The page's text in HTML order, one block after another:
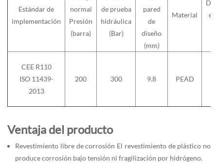
Estándar de
implementación
normal
Presión
(barra)
de prueba
hidráulica
(Bar)
pared
de
diseño
(mm)
Material
CEE R110
ISO 11439-
2013
200 300 9.8 PEAD
Ventaja del producto
Revestimiento libre de corrosión El revestimiento de plástico no
produce corrosión bajo tensión ni fragilización por hidrógeno.